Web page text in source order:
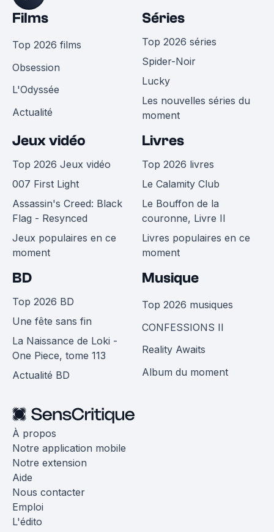
Films
Top 2026 films
Obsession
L'Odyssée
Actualité
Séries
Top 2026 séries
Spider-Noir
Lucky
Les nouvelles séries du
moment
Jeux vidéo
Top 2026 Jeux vidéo
007 First Light
Assassin's Creed: Black
Flag - Resynced
Jeux populaires en ce
moment
Livres
Top 2026 livres
Le Calamity Club
Le Bouffon de la
couronne, Livre II
Livres populaires en ce
moment
BD
Top 2026 BD
Une fête sans fin
La Naissance de Loki -
One Piece, tome 113
Actualité BD
Musique
Top 2026 musiques
CONFESSIONS II
Reality Awaits
Album du moment
À propos
Notre application mobile
Notre extension
Aide
Nous contacter
Emploi
L'édito